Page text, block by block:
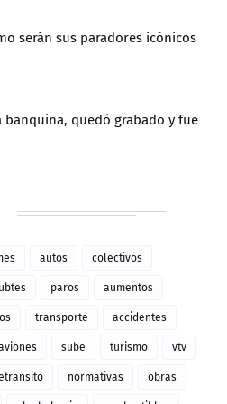
serán sus paradores icónicos
banquina, quedó grabado y fue
autos colectivos
paros aumentos
transporte accidentes
sube turismo vtv
normativas obras